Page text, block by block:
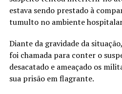
estava sendo prestado à
tumulto no ambiente
Diante da gravidade da
foi chamada para conter o
desacatado e ameaçado os
sua prisão em flagrante.